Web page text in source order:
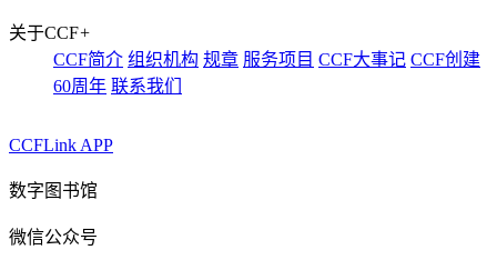
关于CCF+
CCF简介 组织机构 规章 服务项目 CCF大事记 CCF创建
60周年 联系我们
CCFLink APP
数字图书馆
微信公众号